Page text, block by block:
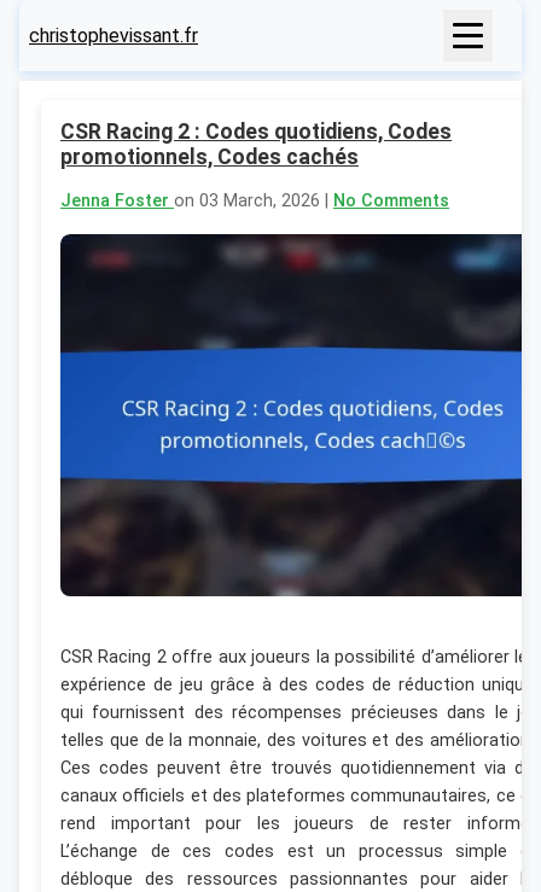
christophevissant.fr
CSR Racing 2 : Codes quotidiens, Codes
promotionnels, Codes cachés
Jenna Foster on 03 March, 2026 | No Comments
CSR Racing 2 offre aux joueurs la possibilité d’améliorer
expérience de jeu grâce à des codes de réduction
qui fournissent des récompenses précieuses dans le
telles que de la monnaie, des voitures et des
Ces codes peuvent être trouvés quotidiennement via
canaux officiels et des plateformes communautaires, ce
rend important pour les joueurs de rester
L’échange de ces codes est un processus simple
débloque des ressources passionnantes pour aider